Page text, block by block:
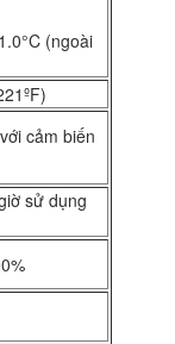
(ngoài
cảm biến
sử dụng